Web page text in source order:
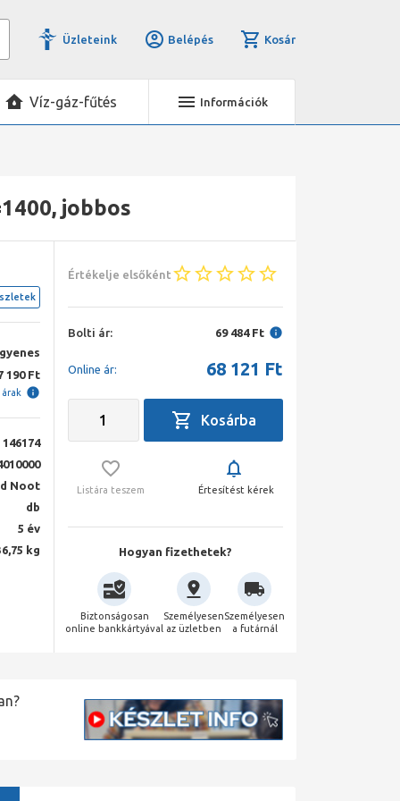
Üzleteink Belépés Kosár
Víz-gáz-fűtés Információk
jobbos
190 Ft
146174
Noot
db
5 év
kg
Értékelje elsőként
Bolti ár: 69 484 Ft
Online ár: 68 121 Ft
Listára teszem Értesítést kérek
Hogyan fizethetek?
Biztonságosan
online bankkártyával
Személyesen
az üzletben
Személyesen
a futárnál